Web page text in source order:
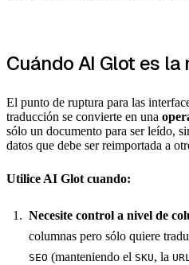
Cuándo AI Glot es
El punto de ruptura para las
traducción se convierte en una
sólo un documento para ser leído,
datos que debe ser reimportada a
Utilice AI Glot cuando:
Necesite control a nivel de
columnas pero sólo quiere
SEO (manteniendo el SKU, la